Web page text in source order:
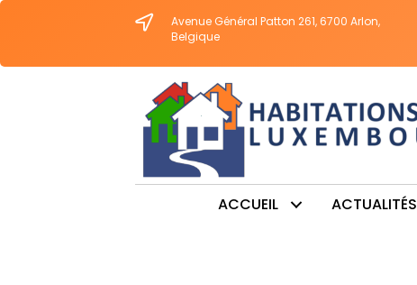
Avenue Général Patton 261, 6700 Arlon,
Belgique
ACCUEIL ACTUALITÉS